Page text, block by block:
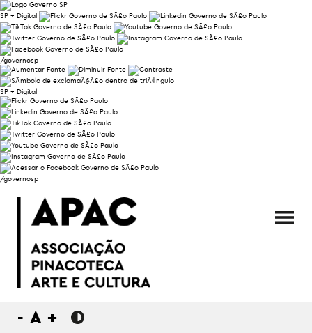
SP + Digital
/governosp
SP + Digital
/governosp
- A +